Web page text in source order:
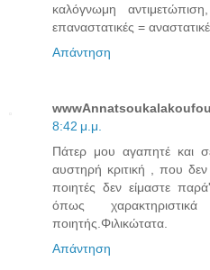
καλόγνωμη
επαναστατικές =
Απάντηση
8:42 μ.μ.
Πάτερ μου αγαπητέ και
αυστηρή κριτική , που δεν
ποιητές δεν είμαστε
όπως
ποιητής.Φιλικώτατα.
Απάντηση